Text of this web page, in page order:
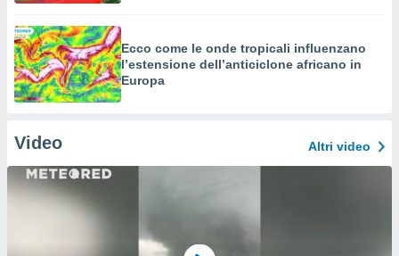
Ecco come le onde tropicali influenzano
l’estensione dell’anticiclone africano in
Europa
Video Altri video